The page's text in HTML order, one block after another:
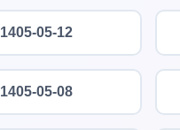
1405-05-12
1405-05-08